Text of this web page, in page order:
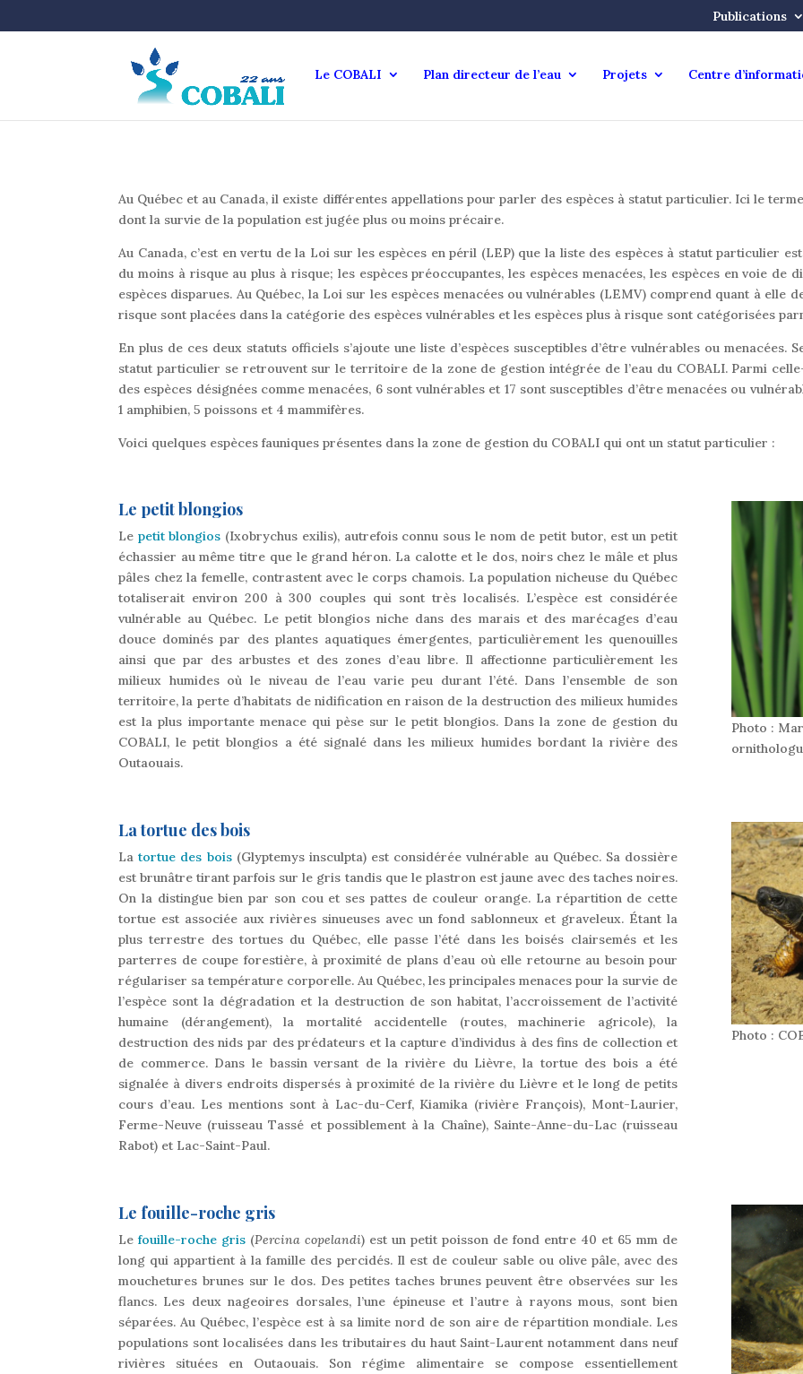
Publications
Le COBALI Plan directeur de l’eau Projets Centre
Au Québec et au Canada, il existe différentes appellations pour parler des espèces à statut particulier. Ici le
dont la survie de la population est jugée plus ou moins précaire.
Au Canada, c’est en vertu de la Loi sur les espèces en péril (LEP) que la liste des espèces à statut particulier
du moins à risque au plus à risque; les espèces préoccupantes, les espèces menacées, les espèces en voie de
espèces disparues. Au Québec, la Loi sur les espèces menacées ou vulnérables (LEMV) comprend quant à elle
risque sont placées dans la catégorie des espèces vulnérables et les espèces plus à risque sont catégorisées
En plus de ces deux statuts officiels s’ajoute une liste d’espèces susceptibles d’être vulnérables ou menacées.
statut particulier se retrouvent sur le territoire de la zone de gestion intégrée de l’eau du COBALI. Parmi
des espèces désignées comme menacées, 6 sont vulnérables et 17 sont susceptibles d’être menacées ou
1 amphibien, 5 poissons et 4 mammifères.
Voici quelques espèces fauniques présentes dans la zone de gestion du COBALI qui ont un statut particulier :
Le petit blongios
Le petit blongios (Ixobrychus exilis), autrefois connu sous le nom de petit butor, est un petit
échassier au même titre que le grand héron. La calotte et le dos, noirs chez le mâle et plus
pâles chez la femelle, contrastent avec le corps chamois. La population nicheuse du Québec
totaliserait environ 200 à 300 couples qui sont très localisés. L’espèce est considérée
vulnérable au Québec. Le petit blongios niche dans des marais et des marécages d’eau
douce dominés par des plantes aquatiques émergentes, particulièrement les quenouilles
ainsi que par des arbustes et des zones d’eau libre. Il affectionne particulièrement les
milieux humides où le niveau de l’eau varie peu durant l’été. Dans l’ensemble de son
territoire, la perte d’habitats de nidification en raison de la destruction des milieux humides
est la plus importante menace qui pèse sur le petit blongios. Dans la zone de gestion du
COBALI, le petit blongios a été signalé dans les milieux humides bordant la rivière des
Outaouais.
Photo :
La tortue des bois
Latortue des bois(Glyptemys insculpta) est considérée vulnérable au Québec. Sa dossière
est brunâtre tirant parfois sur le gris tandis que le plastron est jaune avec des taches noires.
On la distingue bien par son cou et ses pattes de couleur orange. La répartition de cette
tortue est associée aux rivières sinueuses avec un fond sablonneux et graveleux. Étant la
plus terrestre des tortues du Québec, elle passe l’été dans les boisés clairsemés et les
parterres de coupe forestière, à proximité de plans d’eau où elle retourne au besoin pour
régulariser sa température corporelle. Au Québec, les principales menaces pour la survie de
l’espèce sont la dégradation et la destruction de son habitat, l’accroissement de l’activité
humaine (dérangement), la mortalité accidentelle (routes, machinerie agricole), la
destruction des nids par des prédateurs et la capture d’individus à des fins de collection et
de commerce. Dans le bassin versant de la rivière du Lièvre, la tortue des bois a été
signalée à divers endroits dispersés à proximité de la rivière du Lièvre et le long de petits
cours d’eau. Les mentions sont à Lac-du-Cerf, Kiamika (rivière François), Mont-Laurier,
Ferme-Neuve (ruisseau Tassé et possiblement à la Chaîne), Sainte-Anne-du-Lac (ruisseau
Rabot) et Lac-Saint-Paul.
Photo :
Le fouille-roche gris
Le fouille-roche gris (Percina copelandi) est un petit poisson de fond entre 40 et 65 mm de
long qui appartient à la famille des percidés. Il est de couleur sable ou olive pâle, avec des
mouchetures brunes sur le dos. Des petites taches brunes peuvent être observées sur les
flancs. Les deux nageoires dorsales, l’une épineuse et l’autre à rayons mous, sont bien
séparées. Au Québec, l’espèce est à sa limite nord de son aire de répartition mondiale. Les
populations sont localisées dans les tributaires du haut Saint-Laurent notamment dans neuf
rivières situées en Outaouais. Son régime alimentaire se compose essentiellement